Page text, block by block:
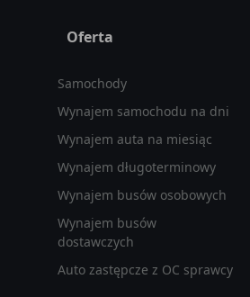
Oferta
Samochody
Wynajem samochodu na dni
Wynajem auta na miesiąc
Wynajem długoterminowy
Wynajem busów osobowych
Wynajem busów
dostawczych
Auto zastępcze z OC sprawcy